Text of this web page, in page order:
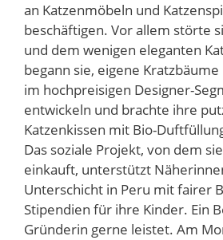
an Katzenmöbeln und
beschäftigen. Vor allem störte
und dem wenigen eleganten
begann sie, eigene
im hochpreisigen Designer-
entwickeln und brachte ihre
Katzenkissen mit Bio-
Das soziale Projekt, von dem
einkauft, unterstützt
Unterschicht in Peru mit fairer
Stipendien für ihre Kinder. Ein
Gründerin gerne leistet. Am